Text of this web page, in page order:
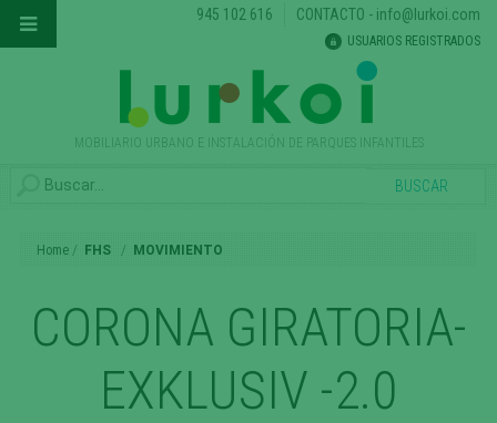
MOBILIARIO URBANO E INSTALACIÓN DE PARQUES INFANTILES
945 102 616 CONTACTO - info@lurkoi.com
USUARIOS REGISTRADOS
Home FHS MOVIMIENTO
CORONA GIRATORIA-
EXKLUSIV -2.0